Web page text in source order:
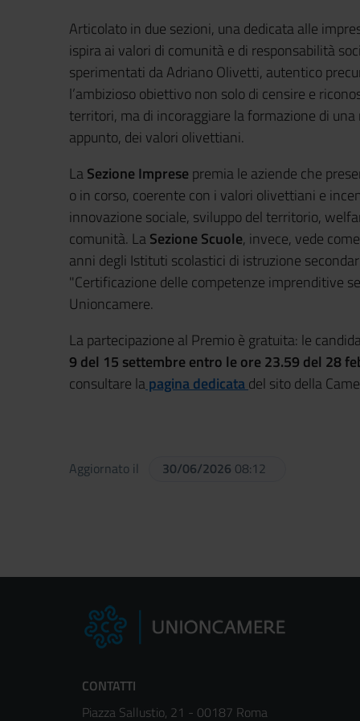
Articolato in due sezioni, una dedicata alle
ispira ai valori di comunità e di responsabilità
sperimentati da Adriano Olivetti, autentico
l’ambizioso obiettivo non solo di censire e
territori, ma di incoraggiare la formazione di
appunto, dei valori olivettiani.
LaSezione Impresepremia le aziende che
o in corso, coerente con i valori olivettiani e
innovazione sociale, sviluppo del territorio,
comunità. LaSezione Scuole, invece, vede
anni degli Istituti scolastici di istruzione
"Certificazione delle competenze imprenditive
Unioncamere.
La partecipazione al Premio è gratuita: le can
9 del 15 settembre entro le ore 23.59 del 28
consultare lapagina dedicatadel sito della
Aggiornato il 30/06/2026 08:12
CONTATTI
Piazza Sallustio, 21 - 00187 Roma